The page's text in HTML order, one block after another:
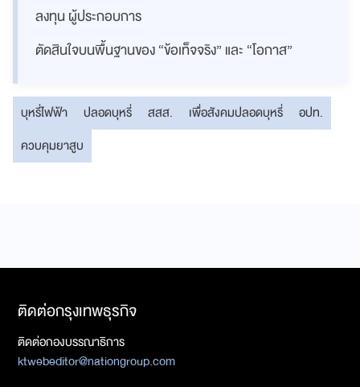
ลงทุน ผู้ประกอบการ
ตัดสินใจบนพื้นฐานของ “ข้อเท็จจริง” และ “โอกาส”
บุหรี่ไฟฟ้า ปลอดบุหรี่ สสส. เพื่อสังคมปลอดบุหรี่
อปท.
ควบคุมยาสูบ
ติดต่อกรุงเทพธุรกิจ
ติดต่อกองบรรณาธิการ
ktwebeditor@nationgroup.com